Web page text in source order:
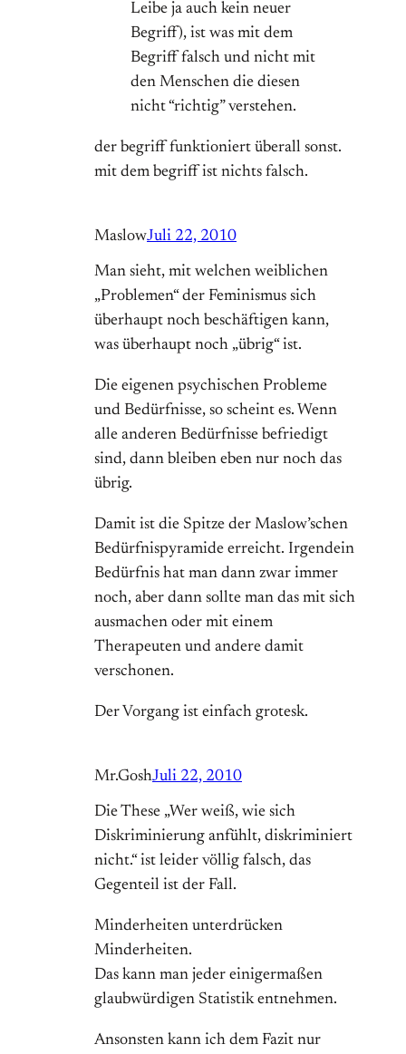
Leibe ja auch kein neuer
Begriff), ist was mit dem
Begriff falsch und nicht mit
den Menschen die diesen
nicht “richtig” verstehen.
der begriff funktioniert überall sonst.
mit dem begriff ist nichts falsch.
MaslowJuli 22, 2010
Man sieht, mit welchen weiblichen
„Problemen“ der Feminismus sich
überhaupt noch beschäftigen kann,
was überhaupt noch „übrig“ ist.
Die eigenen psychischen Probleme
und Bedürfnisse, so scheint es. Wenn
alle anderen Bedürfnisse befriedigt
sind, dann bleiben eben nur noch das
übrig.
Damit ist die Spitze der Maslow’schen
Bedürfnispyramide erreicht. Irgendein
Bedürfnis hat man dann zwar immer
noch, aber dann sollte man das mit sich
ausmachen oder mit einem
Therapeuten und andere damit
verschonen.
Der Vorgang ist einfach grotesk.
Mr.GoshJuli 22, 2010
Die These „Wer weiß, wie sich
Diskriminierung anfühlt, diskriminiert
nicht.“ ist leider völlig falsch, das
Gegenteil ist der Fall.
Minderheiten unterdrücken
Minderheiten.
Das kann man jeder einigermaßen
glaubwürdigen Statistik entnehmen.
Ansonsten kann ich dem Fazit nur